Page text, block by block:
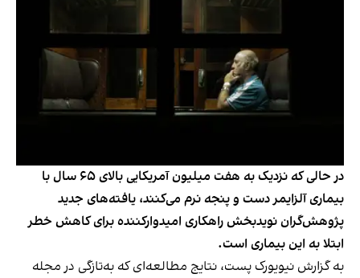
در حالی که نزدیک به هفت میلیون آمریکایی بالای ۶۵ سال با
بیماری آلزایمر دست و پنجه نرم می‌کنند، یافته‌های جدید
پژوهش‌گران نویدبخش راهکاری امیدوارکننده برای کاهش خطر
ابتلا به این بیماری است.
به گزارش نیویورک پست، نتایج مطالعه‌ای که به‌تازگی در مجله